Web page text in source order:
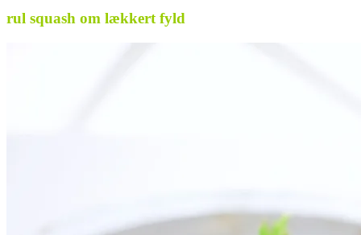
rul squash om lækkert fyld